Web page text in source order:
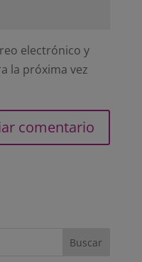
electrónico y
la próxima vez